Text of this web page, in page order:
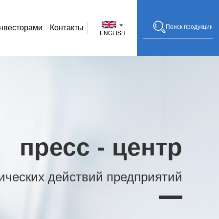
ENGLISH
Контакты
пресс - центр
действий предприятий